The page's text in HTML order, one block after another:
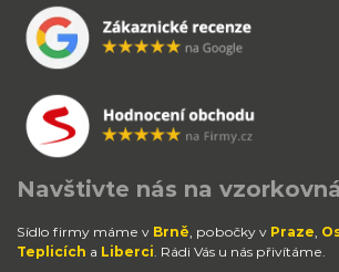
Navštivte nás na
Sídlo firmy máme v Brně , pobočky v Praze
Teplicích a Liberci . Rádi Vás u nás přivítáme.